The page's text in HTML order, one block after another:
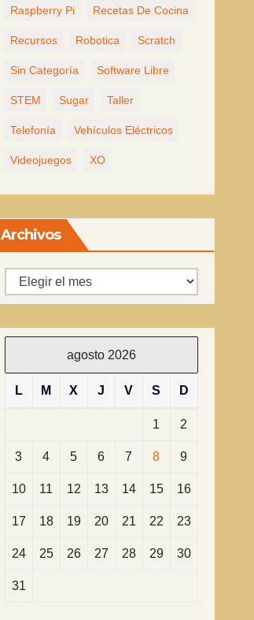
Raspberry Pi Recetas De Cocina
Recursos Robotica Scratch
Sin Categoría Software Libre
STEM Sugar Taller
Telefonía Vehículos Eléctricos
Videojuegos XO
Archivos
Archivos
agosto 2026
L M X J V S D
1 2
3 4 5 6 7 8 9
10 11 12 13 14 15 16
17 18 19 20 21 22 23
24 25 26 27 28 29 30
31